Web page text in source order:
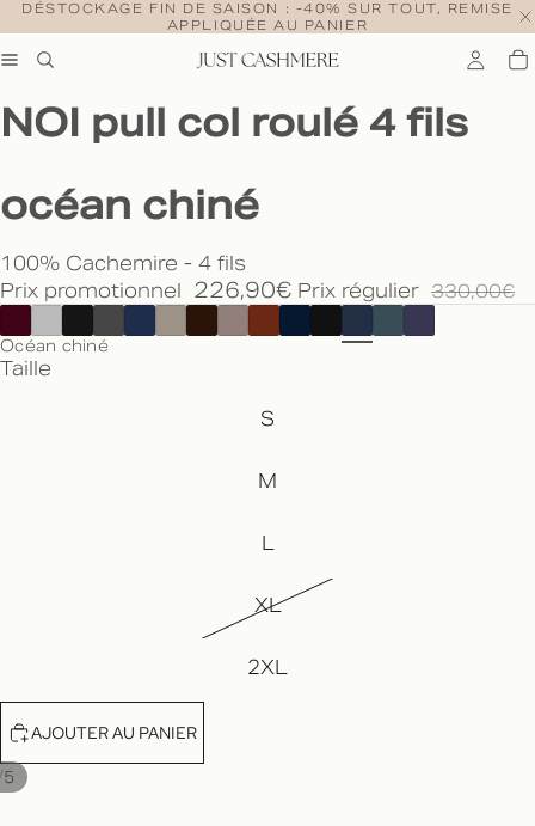
DÉSTOCKAGE FIN DE SAISON : -40% SUR TOUT, REMISE
APPLIQUÉE AU PANIER
5
NOI pull col roulé 4 fils
océan chiné
100% Cachemire - 4 fils
Prix promotionnel 226,90€ Prix régulier 330,00€
Océan chiné
Taille
S
M
L
XL
2XL
AJOUTER AU PANIER